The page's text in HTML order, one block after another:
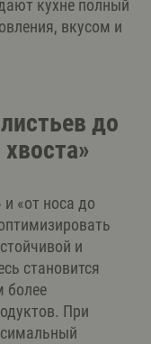
кухне полный
вкусом и
до
«от носа до
и
становится
более
При